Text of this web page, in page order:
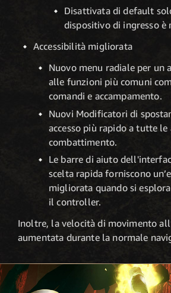
Disattivata di default
dispositivo di ingresso è
Accessibilità migliorata
Nuovo menu radiale per un
alle funzioni più comuni
comandi e accampamento.
Nuovi Modificatori di
accesso più rapido a tutte
combattimento.
Le barre di aiuto
scelta rapida forniscono
migliorata quando si
il controller.
Inoltre, la velocità di movimento
aumentata durante la normale